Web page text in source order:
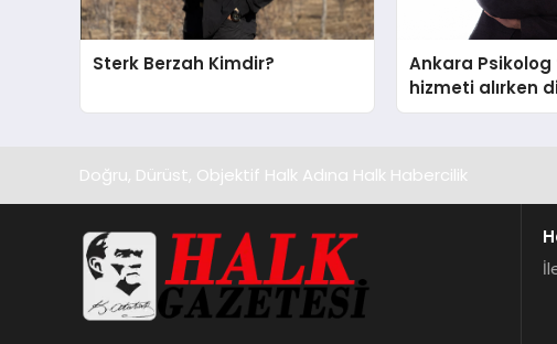
Sterk Berzah Kimdir?
Ankara
hizmeti alırken
edilecek
Doğru, Dürüst, Objektif Halk Adına Halk Habercilik